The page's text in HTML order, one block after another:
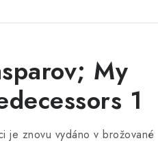
My
1
je znovu vydáno v brožované